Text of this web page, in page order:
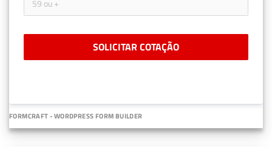
SOLICITAR COTAÇÃO
FORMCRAFT - WORDPRESS FORM BUILDER